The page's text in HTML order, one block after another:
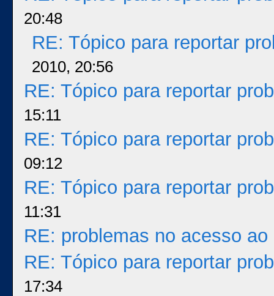
20:48
RE: Tópico para reportar
2010, 20:56
RE: Tópico para reportar
15:11
RE: Tópico para reportar
09:12
RE: Tópico para reportar
11:31
RE: problemas no acesso
RE: Tópico para reportar
17:34